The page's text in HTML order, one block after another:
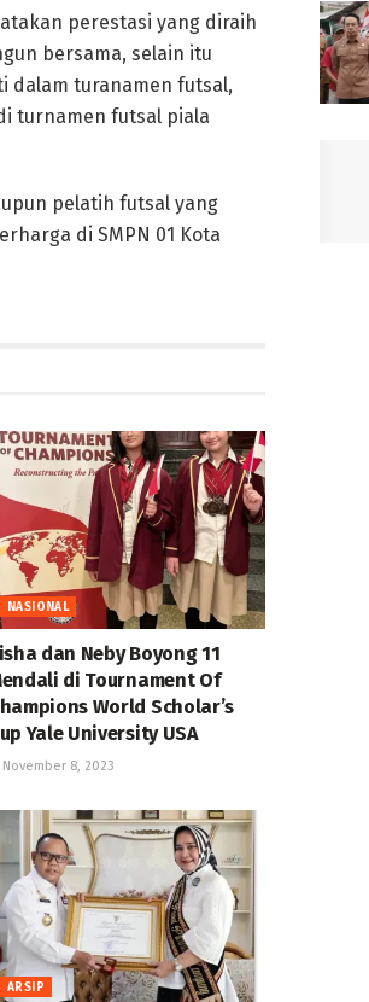
perestasi yang diraih
bersama, selain itu
dalam turanamen futsal,
turnamen futsal piala
pelatih futsal yang
di SMPN 01 Kota
NASIONAL
dan Neby Boyong 11
di Tournament Of
World Scholar’s
Yale University USA
8, 2023
ARSIP